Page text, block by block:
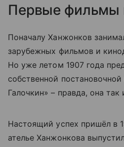
Первые фильмы
Поначалу Ханжонков
зарубежных фильмов и
Но уже летом 1907 года
собственной
Галочкин» – правда, она так
Настоящий успех пришёл в
ателье Ханжонкова